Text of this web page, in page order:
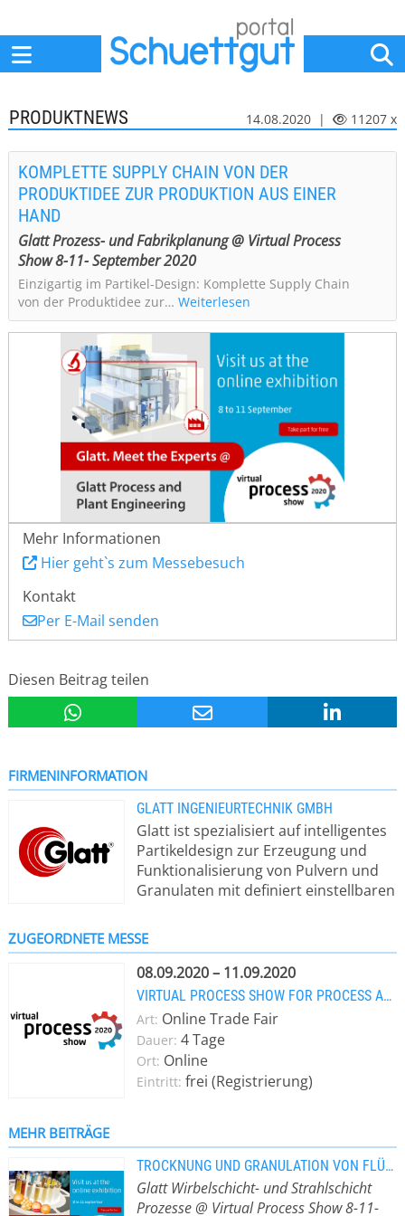
PRODUKTNEWS 14.08.2020 | 11207 x
KOMPLETTE SUPPLY CHAIN VON DER
PRODUKTIDEE ZUR PRODUKTION AUS EINER
HAND
Glatt Prozess- und Fabrikplanung @ Virtual Process
Show 8-11- September 2020
Einzigartig im Partikel-Design: Komplette Supply Chain
von der Produktidee zur… Weiterlesen
Mehr Informationen
Hier geht`s zum Messebesuch
Kontakt
Per E-Mail senden
Diesen Beitrag teilen
FIRMENINFORMATION
GLATT INGENIEURTECHNIK GMBH
Glatt ist spezialisiert auf intelligentes
Partikeldesign zur Erzeugung und
Funktionalisierung von Pulvern und
Granulaten mit definiert einstellbaren
Partikel und Pulver für Pigmente,
katalytische, keramische oder
Batteriewerkstoffe sowie Granulate
und Pellets als Zusatzstoffe für z. B.
industrielle Salze, Wasch- und
Reinigungsmittel, Düngemittel,
Pestizide, Nahrungs-,
Nahrungsergänzungs- und
Arzneimittel. Eine Verkapselung von
Fettsäuren (PUFA) ist dabei ebenso
möglich wie die von ätherischen Ölen
und anderen aktiven, sensiblen
Substanzen, die es zu schützen gilt.
ZUGEORDNETE MESSE
08.09.2020 – 11.09.2020
VIRTUAL PROCESS SHOW FOR PROCESS AND PRODUCTION TECHNOLOGY
Art: Online Trade Fair
Dauer: 4 Tage
Ort: Online
Eintritt: frei (Registrierung)
MEHR BEITRÄGE
TROCKNUNG UND GRANULATION VON FLÜSSIGKEITEN IN EINEM PROZESSSCHRITT
Glatt Wirbelschicht- und Strahlschicht
Prozesse @ Virtual Process Show 8-11-